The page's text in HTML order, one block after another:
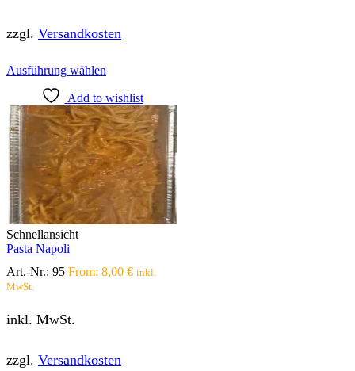
zzgl. Versandkosten
Ausführung wählen
weist
mehrere
Varianten
auf.
Die
Optionen
können
der
Produktseite
Add to wishlist
Schnellansicht
Pasta Napoli
Art.-Nr.: 95 From: 8,00 € inkl.
MwSt.
inkl. MwSt.
zzgl. Versandkosten